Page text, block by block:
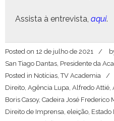
Assista à entre­vista, aqui.
Posted on 12 de julho de 2021
San Tiago Dantas, Presidente da
Posted in Notícias,TV Academia
Direito, Agência Lupa, Alfredo Attié,
Boris Casoy, Cadeira José Frederico
Direito de Imprensa, eleição,